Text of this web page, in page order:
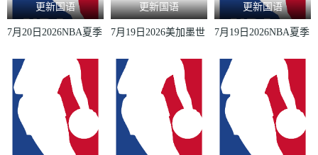
更新国语
7月20日2026NBA夏季
更新国语
7月19日2026美加墨世
格兰
更新国语
7月19日2026NBA夏季